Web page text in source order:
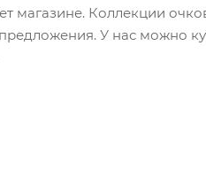
магазине. Коллекции
У нас можно